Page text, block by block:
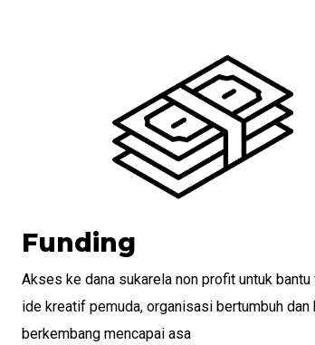
Funding
Akses ke dana sukarela non profit untuk bantu
ide kreatif pemuda, organisasi bertumbuh dan
berkembang mencapai asa